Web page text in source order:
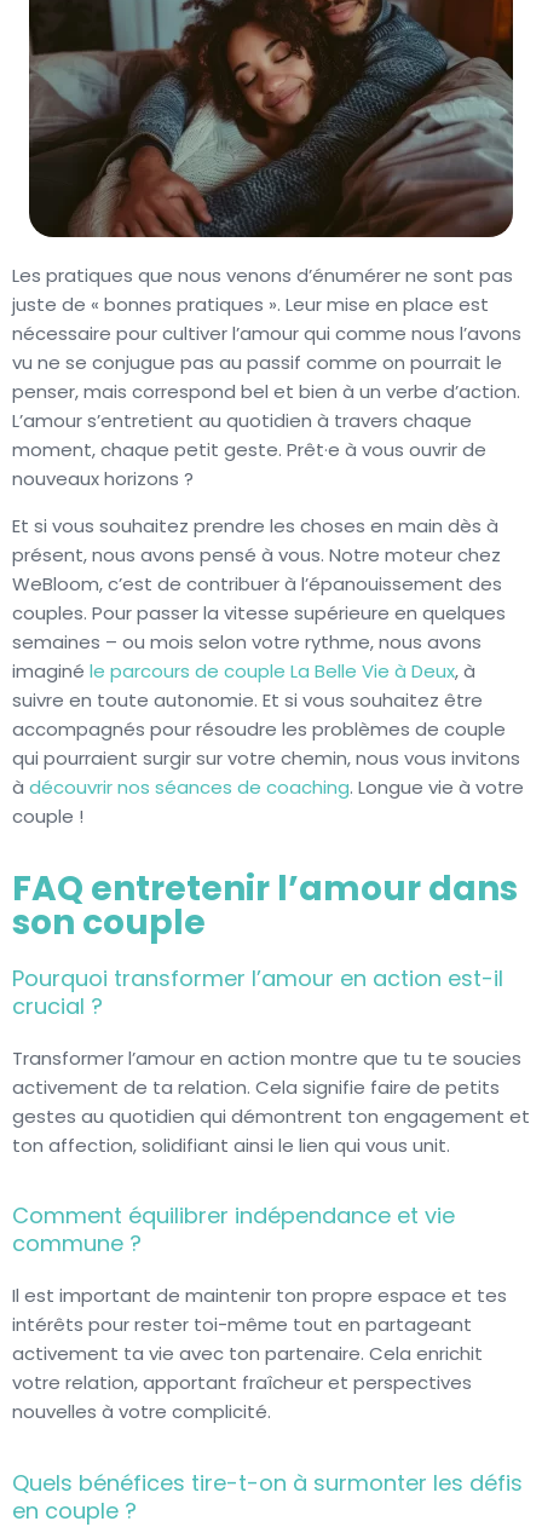
Les pratiques que nous venons d’énumérer ne sont pas
juste de « bonnes pratiques ». Leur mise en place est
nécessaire pour cultiver l’amour qui comme nous l’avons
vu ne se conjugue pas au passif comme on pourrait le
penser, mais correspond bel et bien à un verbe d’action.
L’amour s’entretient au quotidien à travers chaque
moment, chaque petit geste. Prêt·e à vous ouvrir de
nouveaux horizons ?
Et si vous souhaitez prendre les choses en main dès à
présent, nous avons pensé à vous. Notre moteur chez
WeBloom, c’est de contribuer à l’épanouissement des
couples. Pour passer la vitesse supérieure en quelques
semaines – ou mois selon votre rythme, nous avons
imaginé le parcours de couple La Belle Vie à Deux, à
suivre en toute autonomie. Et si vous souhaitez être
accompagnés pour résoudre les problèmes de couple
qui pourraient surgir sur votre chemin, nous vous invitons
à découvrir nos séances de coaching. Longue vie à votre
couple !
FAQ entretenir l’amour dans
son couple
Pourquoi transformer l’amour en action est-il
crucial ?
Transformer l’amour en action montre que tu te soucies
activement de ta relation. Cela signifie faire de petits
gestes au quotidien qui démontrent ton engagement et
ton affection, solidifiant ainsi le lien qui vous unit.
Comment équilibrer indépendance et vie
commune ?
Il est important de maintenir ton propre espace et tes
intérêts pour rester toi-même tout en partageant
activement ta vie avec ton partenaire. Cela enrichit
votre relation, apportant fraîcheur et perspectives
nouvelles à votre complicité.
Quels bénéfices tire-t-on à surmonter les défis
en couple ?